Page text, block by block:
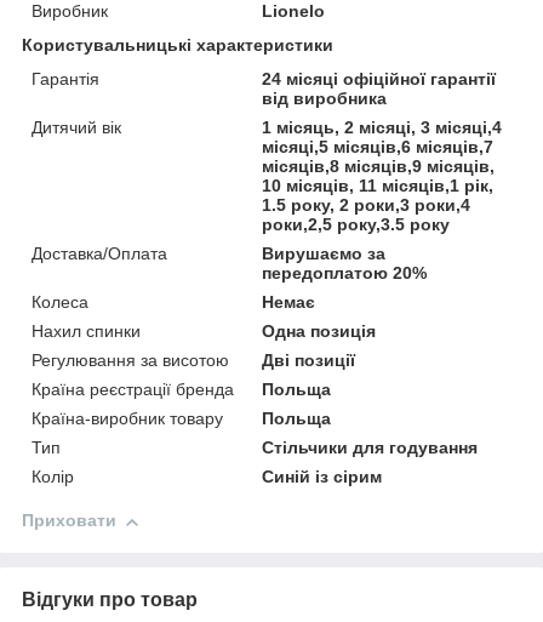
Виробник
Lionelo
Користувальницькі характеристики
Гарантія
24 місяці офіційної гарантії
від виробника
Дитячий вік
1 місяць, 2 місяці, 3 місяці,4
місяці,5 місяців,6 місяців,7
місяців,8 місяців,9 місяців,
10 місяців, 11 місяців,1 рік,
1.5 року, 2 роки,3 роки,4
роки,2,5 року,3.5 року
Доставка/Оплата
Вирушаємо за
передоплатою 20%
Колеса
Немає
Нахил спинки
Одна позиція
Регулювання за висотою
Дві позиції
Країна реєстрації бренда
Польща
Країна-виробник товару
Польща
Тип
Стільчики для годування
Колір
Синій із сірим
Приховати
Відгуки про товар